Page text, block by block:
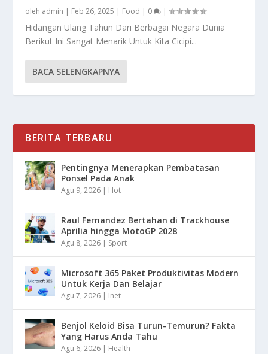
oleh admin | Feb 26, 2025 | Food | 0 |
Hidangan Ulang Tahun Dari Berbagai Negara Dunia
Berikut Ini Sangat Menarik Untuk Kita Cicipi...
BACA SELENGKAPNYA
BERITA TERBARU
Pentingnya Menerapkan Pembatasan
Ponsel Pada Anak
Agu 9, 2026 | Hot
Raul Fernandez Bertahan di Trackhouse
Aprilia hingga MotoGP 2028
Agu 8, 2026 | Sport
Microsoft 365 Paket Produktivitas Modern
Untuk Kerja Dan Belajar
Agu 7, 2026 | Inet
Benjol Keloid Bisa Turun-Temurun? Fakta
Yang Harus Anda Tahu
Agu 6, 2026 | Health